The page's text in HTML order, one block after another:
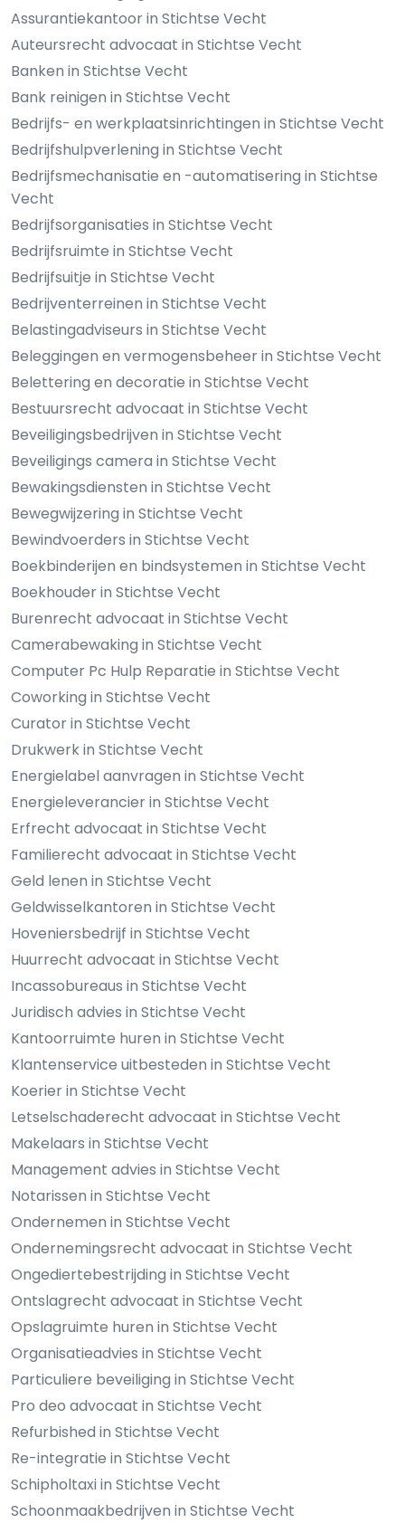
Assurantiekantoor in Stichtse Vecht
Auteursrecht advocaat in Stichtse Vecht
Banken in Stichtse Vecht
Bank reinigen in Stichtse Vecht
Bedrijfs- en werkplaatsinrichtingen in Stichtse Vecht
Bedrijfshulpverlening in Stichtse Vecht
Bedrijfsmechanisatie en -automatisering in Stichtse
Vecht
Bedrijfsorganisaties in Stichtse Vecht
Bedrijfsruimte in Stichtse Vecht
Bedrijfsuitje in Stichtse Vecht
Bedrijventerreinen in Stichtse Vecht
Belastingadviseurs in Stichtse Vecht
Beleggingen en vermogensbeheer in Stichtse Vecht
Belettering en decoratie in Stichtse Vecht
Bestuursrecht advocaat in Stichtse Vecht
Beveiligingsbedrijven in Stichtse Vecht
Beveiligings camera in Stichtse Vecht
Bewakingsdiensten in Stichtse Vecht
Bewegwijzering in Stichtse Vecht
Bewindvoerders in Stichtse Vecht
Boekbinderijen en bindsystemen in Stichtse Vecht
Boekhouder in Stichtse Vecht
Burenrecht advocaat in Stichtse Vecht
Camerabewaking in Stichtse Vecht
Computer Pc Hulp Reparatie in Stichtse Vecht
Coworking in Stichtse Vecht
Curator in Stichtse Vecht
Drukwerk in Stichtse Vecht
Energielabel aanvragen in Stichtse Vecht
Energieleverancier in Stichtse Vecht
Erfrecht advocaat in Stichtse Vecht
Familierecht advocaat in Stichtse Vecht
Geld lenen in Stichtse Vecht
Geldwisselkantoren in Stichtse Vecht
Hoveniersbedrijf in Stichtse Vecht
Huurrecht advocaat in Stichtse Vecht
Incassobureaus in Stichtse Vecht
Juridisch advies in Stichtse Vecht
Kantoorruimte huren in Stichtse Vecht
Klantenservice uitbesteden in Stichtse Vecht
Koerier in Stichtse Vecht
Letselschaderecht advocaat in Stichtse Vecht
Makelaars in Stichtse Vecht
Management advies in Stichtse Vecht
Notarissen in Stichtse Vecht
Ondernemen in Stichtse Vecht
Ondernemingsrecht advocaat in Stichtse Vecht
Ongediertebestrijding in Stichtse Vecht
Ontslagrecht advocaat in Stichtse Vecht
Opslagruimte huren in Stichtse Vecht
Organisatieadvies in Stichtse Vecht
Particuliere beveiliging in Stichtse Vecht
Pro deo advocaat in Stichtse Vecht
Refurbished in Stichtse Vecht
Re-integratie in Stichtse Vecht
Schipholtaxi in Stichtse Vecht
Schoonmaakbedrijven in Stichtse Vecht